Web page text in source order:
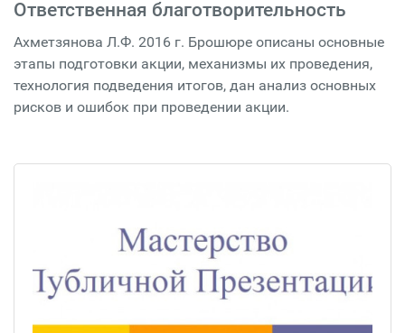
Ответственная благотворительность
Ахметзянова Л.Ф. 2016 г. Брошюре описаны основные
этапы подготовки акции, механизмы их проведения,
технология подведения итогов, дан анализ основных
рисков и ошибок при проведении акции.